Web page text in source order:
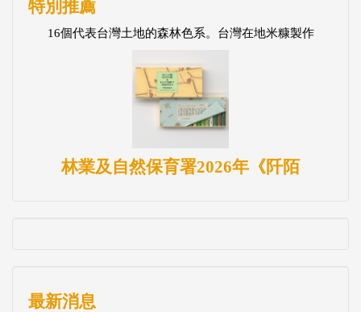
特別推薦
16個代表台灣土地的森林色系。台灣在地米糠製作
林業及自然保育署2026年《阡陌
最新消息